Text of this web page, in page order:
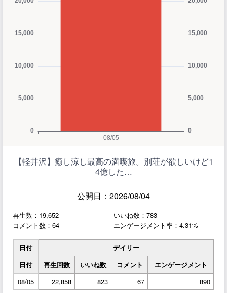
【軽井沢】癒し涼し最高の満喫旅。別荘が欲しいけど1
4億した…
公開日：2026/08/04
再生数：19,652
いいね数：783
コメント数：64
エンゲージメント率：4.31%
日付
デイリー
日付
再生回数 いいね数 コメント
エンゲージメント
08/05
22,858 823 67 890